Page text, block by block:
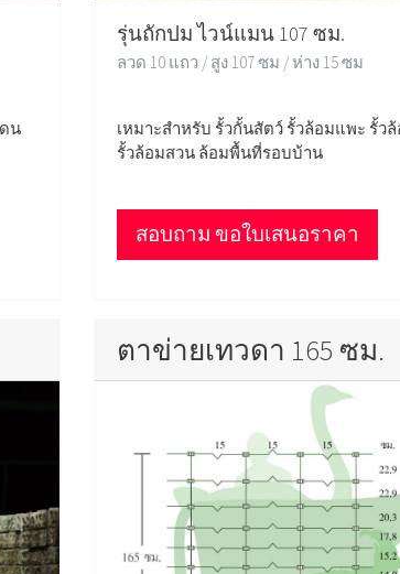
น
รุ่นถักปม ไวน์แมน 107 ซม.
ลวด 10 แถว / สูง 107 ซม / ห่าง 15 ซม
เหมาะสำหรับ รั้วกั้นสัตว์ รั้วล้อมแพะ รั้ว
รั้วล้อมสวน ล้อมพื้นที่รอบบ้าน
สอบถาม ขอใบเสนอราคา
ตาข่ายเทวดา 165 ซม.